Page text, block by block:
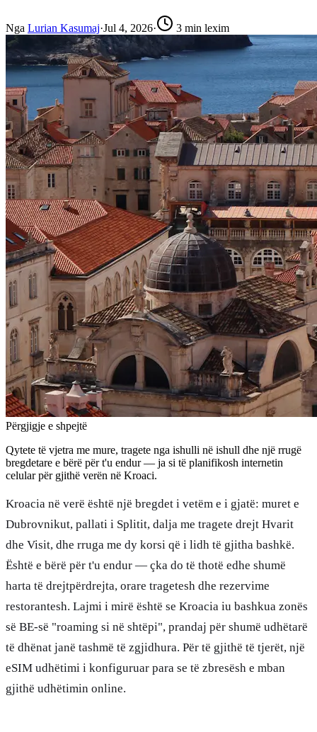
Nga Lurian Kasumaj·Jul 4, 2026· 3 min lexim
Përgjigje e shpejtë
Qytete të vjetra me mure, tragete nga ishulli në ishull dhe një rrugë
bregdetare e bërë për t'u endur — ja si të planifikosh internetin
celular për gjithë verën në Kroaci.
Kroacia në verë është një bregdet i vetëm e i gjatë: muret e
Dubrovnikut, pallati i Splitit, dalja me tragete drejt Hvarit
dhe Visit, dhe rruga me dy korsi që i lidh të gjitha bashkë.
Është e bërë për t'u endur — çka do të thotë edhe shumë
harta të drejtpërdrejta, orare tragetesh dhe rezervime
restorantesh. Lajmi i mirë është se Kroacia iu bashkua zonës
së BE-së "roaming si në shtëpi", prandaj për shumë udhëtarë
të dhënat janë tashmë të zgjidhura. Për të gjithë të tjerët, një
eSIM udhëtimi i konfiguruar para se të zbresësh e mban
gjithë udhëtimin online.